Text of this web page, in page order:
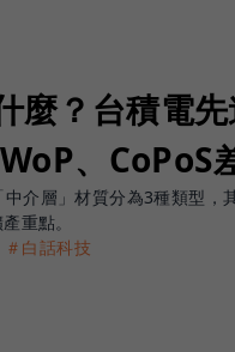
麼？台積電
、CoPoS
介層」材質分為3種類型
重點。
＃白話科技